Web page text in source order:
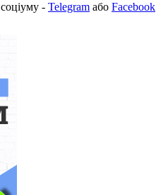
- Telegram або Facebook